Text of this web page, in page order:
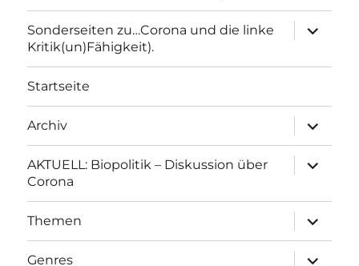
Sonderseiten zu…Corona und die linke
Kritik(un)Fähigkeit).
anzeigen
Startseite
Archiv
anzeigen
AKTUELL: Biopolitik – Diskussion über
Corona
anzeigen
Themen
anzeigen
Genres